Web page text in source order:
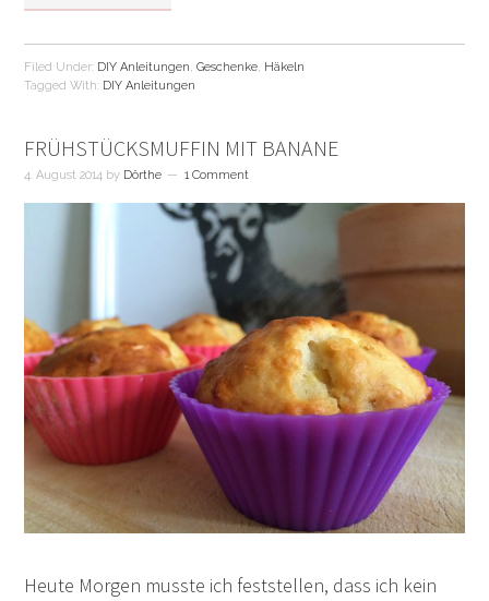
Filed Under: DIY Anleitungen,Geschenke, Häkeln
Tagged With: DIY Anleitungen
FRÜHSTÜCKSMUFFIN MIT BANANE
4. August 2014 by Dörthe 1 Comment
Heute Morgen musste ich feststellen, dass ich kein